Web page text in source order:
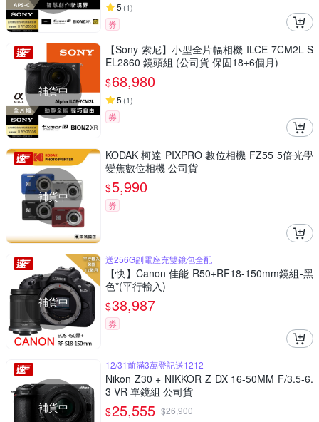
5 (1)
券
補貨中
【Sony 索尼】小型全片幅相機 ILCE-7CM2L S
EL2860 鏡頭組 (公司貨 保固18+6個月)
$68,980
5 (1)
券
補貨中
KODAK 柯達 PIXPRO 數位相機 FZ55 5倍光學
變焦數位相機 公司貨
$5,990
券
補貨中
送256G副電座充雙鏡包全配
【快】Canon 佳能 R50+RF18-150mm鏡組-黑
色*(平行輸入)
$38,987
券
補貨中
12/31前滿3萬登記送1212
Nikon Z30 + NIKKOR Z DX 16-50MM F/3.5-6.
3 VR 單鏡組 公司貨
$25,555 $26,900